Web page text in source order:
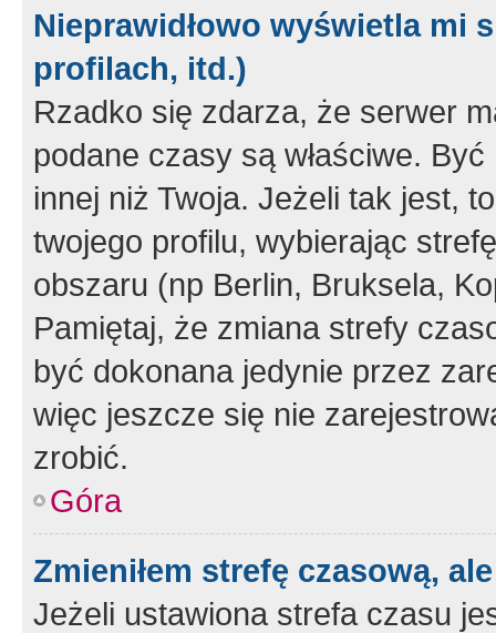
Nieprawidłowo wyświetla mi
profilach, itd.)
Rzadko się zdarza, że serwer
podane czasy są właściwe.
innej niż Twoja. Jeżeli tak jest,
twojego profilu, wybierając
obszaru (np Berlin, Bruksela,
Pamiętaj, że zmiana strefy
być dokonana jedynie przez
więc jeszcze się nie
zrobić.
Góra
Zmieniłem strefę czasową,
Jeżeli ustawiona strefa czasu